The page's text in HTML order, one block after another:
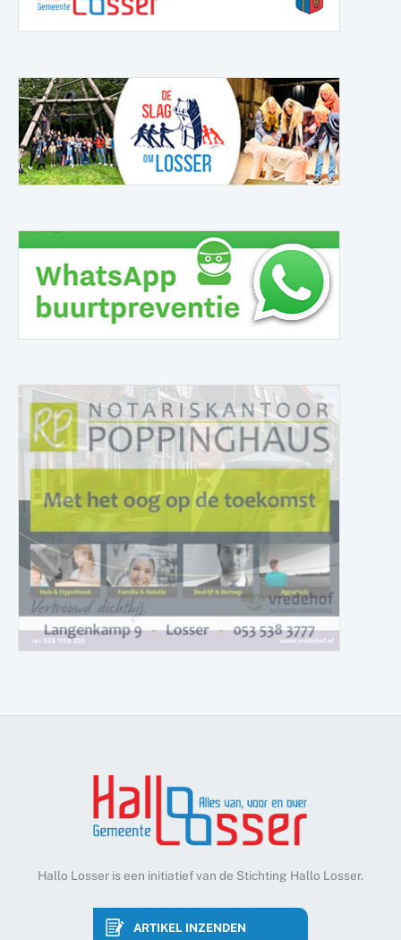
Hallo Losser is een initiatief van de Stichting Hallo Losser.
ARTIKEL INZENDEN